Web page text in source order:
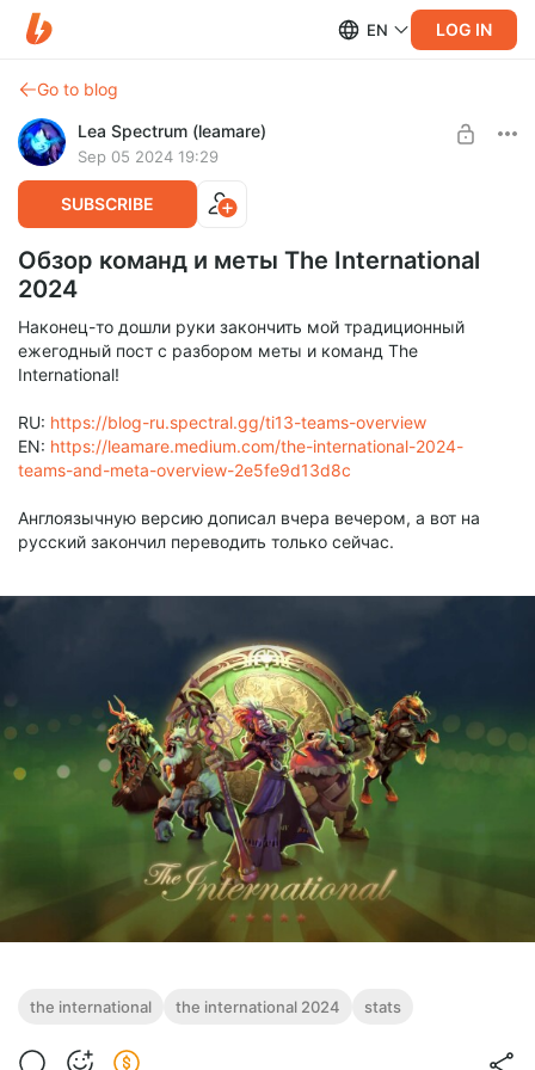
EN LOG IN
Go to blog
Lea Spectrum (leamare)
Sep 05 2024 19:29
SUBSCRIBE
Обзор команд и меты The International
2024
Наконец-то дошли руки закончить мой традиционный
ежегодный пост с разбором меты и команд The
International!
RU: https://blog-ru.spectral.gg/ti13-teams-overview
EN: https://leamare.medium.com/the-international-2024-
teams-and-meta-overview-2e5fe9d13d8c
Англоязычную версию дописал вчера вечером, а вот на
русский закончил переводить только сейчас.
the international the international 2024 stats